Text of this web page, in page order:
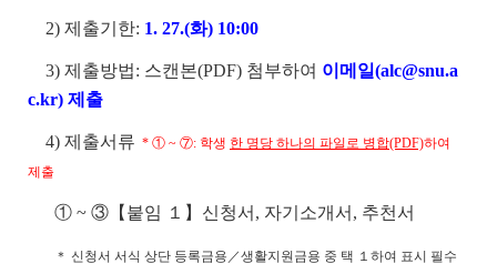
2) 제출기한: 1. 27.(화) 10:00
3) 제출방법: 스캔본(PDF) 첨부하여 이메일(alc@snu.a
c.kr) 제출
4) 제출서류 * ① ~ ⑦: 학생 한 명당 하나의 파일로 병합(PDF)하여
제출
① ~ ③【붙임 １】 신청서, 자기소개서, 추천서
＊ 신청서 서식 상단 등록금용／생활지원금용 중 택 １하여 표시 필수